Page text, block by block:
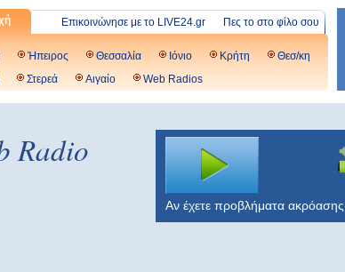
Πες το στο φίλο σου
Επικοινώνησε με το LIVE24.gr
Ήπειρος Θεσσαλία Ιόνιο Κρήτη
Θεσ/κη
Στερεά Αιγαίο Web Radios
Radio
Αν έχετε προβλήματα ακρόασης,